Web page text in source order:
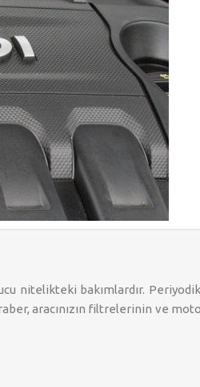
nitelikteki bakımlardır. Periyodik
aracınızın filtrelerinin ve